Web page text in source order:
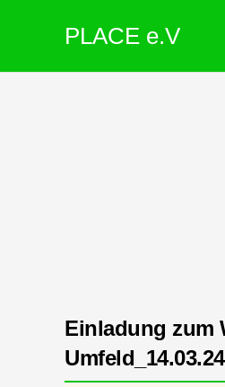
PLACE e.V
Einladung zum